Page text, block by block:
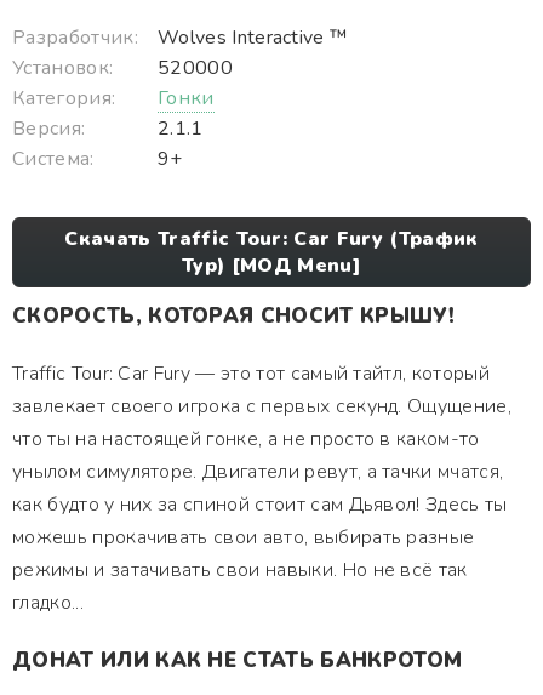
Разработчик:
Wolves Interactive ™️
Установок:
520000
Категория:
Гонки
Версия:
2.1.1
Система:
9+
Скачать Traffic Tour: Car Fury (Трафик
Тур) [МОД Menu]
СКОРОСТЬ, КОТОРАЯ СНОСИТ КРЫШУ!
Traffic Tour: Car Fury — это тот самый тайтл, который
завлекает своего игрока с первых секунд. Ощущение,
что ты на настоящей гонке, а не просто в каком-то
унылом симуляторе. Двигатели ревут, а тачки мчатся,
как будто у них за спиной стоит сам Дьявол! Здесь ты
можешь прокачивать свои авто, выбирать разные
режимы и затачивать свои навыки. Но не всё так
гладко...
ДОНАТ ИЛИ КАК НЕ СТАТЬ БАНКРОТОМ